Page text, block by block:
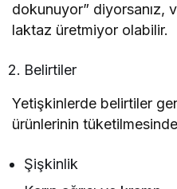
dokunuyor” diyorsanız,
laktaz üretmiyor olabilir.
Belirtiler
Yetişkinlerde belirtiler
ürünlerinin
Şişkinlik